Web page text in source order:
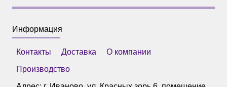
Информация
Контакты Доставка
О компании
Производство